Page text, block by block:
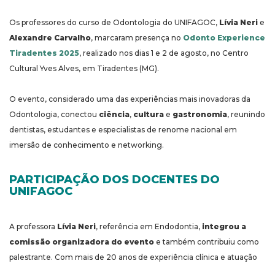
Os professores do curso de Odontologia do UNIFAGOC, Lívia Neri e
Alexandre Carvalho, marcaram presença no Odonto Experience
Tiradentes 2025, realizado nos dias 1 e 2 de agosto, no Centro
Cultural Yves Alves, em Tiradentes (MG).
O evento, considerado uma das experiências mais inovadoras da
Odontologia, conectou ciência, cultura e gastronomia, reunindo
dentistas, estudantes e especialistas de renome nacional em
imersão de conhecimento e networking.
PARTICIPAÇÃO DOS DOCENTES DO
UNIFAGOC
A professora Lívia Neri, referência em Endodontia, integrou a
comissão organizadora do evento e também contribuiu como
palestrante. Com mais de 20 anos de experiência clínica e atuação